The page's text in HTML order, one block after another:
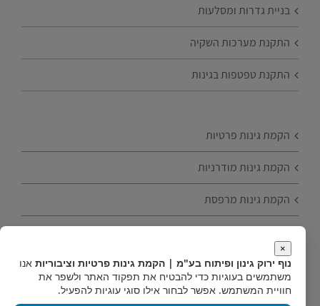
בניית גדרות ומסלעות
התקנת מערכות השקיה
התקנת טפטפות בגינות
הקמת גינות פרטיות
הקמת גינות מודרניות
הקמת גינות מרפסת
הקמת גינות עם עצי פרי
טיפים להקמת גינה
הקמת גינות חסכוניות
×
נוף ירוק גינון ופיתוח בע"מ | הקמת גינות פרטיות וציבוריות אנו
משתמשים בעוגיות כדי להבטיח את תפקוד האתר ולשפר את
חוויית המשתמש. אפשר לבחור אילו סוגי עוגיות להפעיל.